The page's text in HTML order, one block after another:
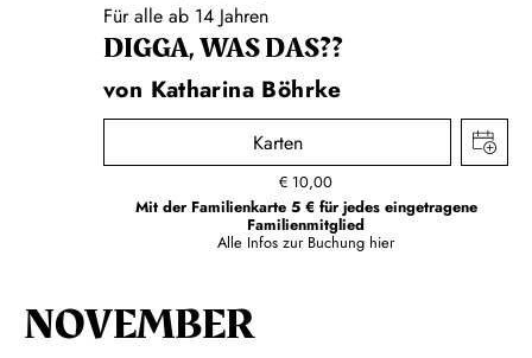
Für alle ab 14 Jahren
DIGGA, WAS DAS??
von Katharina Böhrke
Karten
€ 10,00
Mit der Familienkarte 5 € für jedes eingetragene
Familienmitglied
Alle Infos zur Buchung hier
NOVEMBER